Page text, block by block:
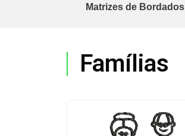
Matrizes de Bordados
Famílias